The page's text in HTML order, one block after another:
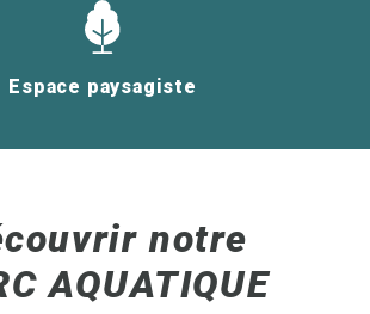
Espace paysagiste
notre
AQUATIQUE